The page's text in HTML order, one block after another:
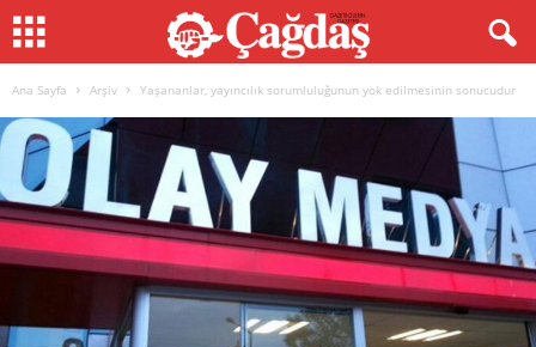
Ana Sayfa Arşiv Yaşananlar, yayıncılık sorumluluğunun yok edilmesinin sonucudur